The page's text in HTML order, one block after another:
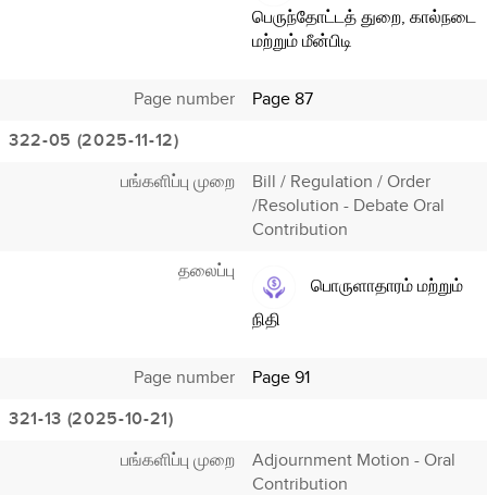
பெருந்தோட்டத் துறை, கால்நடை
மற்றும் மீன்பிடி
Page number
Page 87
322-05 (2025-11-12)
பங்களிப்பு முறை
Bill / Regulation / Order
/Resolution - Debate Oral
Contribution
தலைப்பு
பொருளாதாரம் மற்றும்
நிதி
Page number
Page 91
321-13 (2025-10-21)
பங்களிப்பு முறை
Adjournment Motion - Oral
Contribution